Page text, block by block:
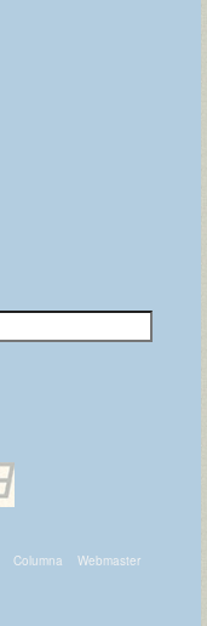
Columna
Webmaster